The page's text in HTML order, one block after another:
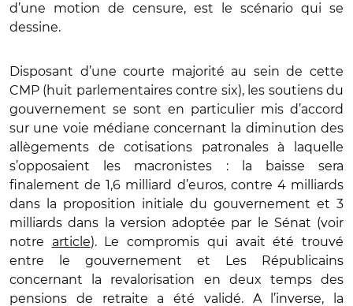
d’une motion de censure, est le scénario qui se
dessine.
Disposant d’une courte majorité au sein de cette
CMP (huit parlementaires contre six), les soutiens du
gouvernement se sont en particulier mis d’accord
sur une voie médiane concernant la diminution des
allègements de cotisations patronales à laquelle
s’opposaient les macronistes : la baisse sera
finalement de 1,6 milliard d’euros, contre 4 milliards
dans la proposition initiale du gouvernement et 3
milliards dans la version adoptée par le Sénat (voir
notre article). Le compromis qui avait été trouvé
entre le gouvernement et Les Républicains
concernant la revalorisation en deux temps des
pensions de retraite a été validé. A l’inverse, la